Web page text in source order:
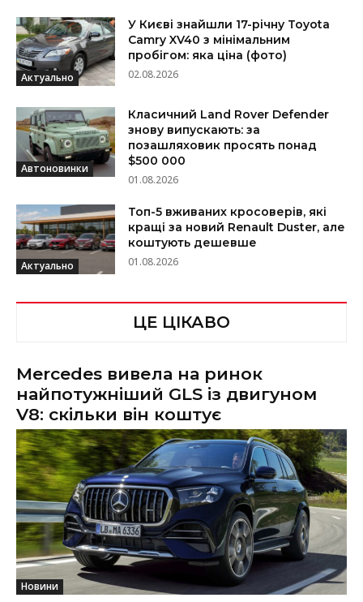
Актуально
У Києві знайшли 17-річну Toyota
Camry XV40 з мінімальним
пробігом: яка ціна (фото)
02.08.2026
Автоновинки
Класичний Land Rover Defender
знову випускають: за
позашляховик просять понад
$500 000
01.08.2026
Актуально
Топ-5 вживаних кросоверів, які
кращі за новий Renault Duster, але
коштують дешевше
01.08.2026
ЦЕ ЦІКАВО
Mercedes вивела на ринок
найпотужніший GLS із двигуном
V8: скільки він коштує
Новини